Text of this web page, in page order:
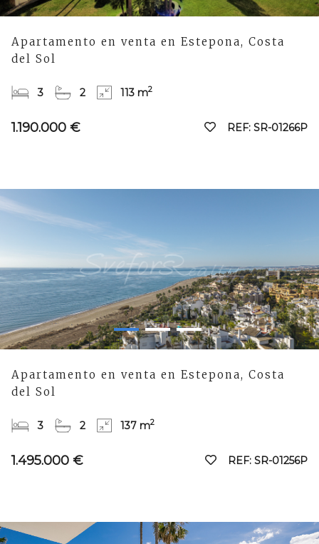
Apartamento en venta en Estepona, Costa
del Sol
3 2 113 m2
1.190.000 € REF: SR-01266P
Apartamento en venta en Estepona, Costa
del Sol
3 2 137 m2
1.495.000 € REF: SR-01256P